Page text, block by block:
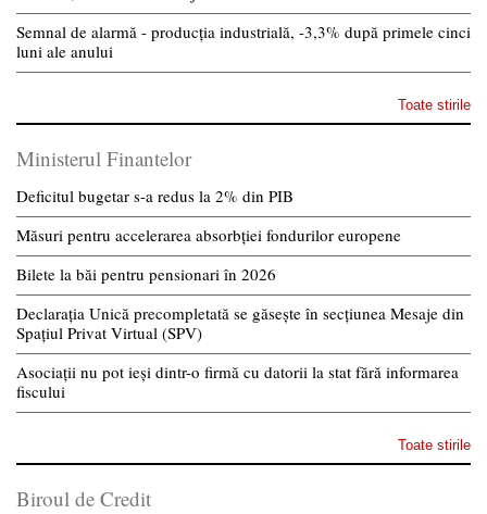
Semnal de alarmă - producția industrială, -3,3% după primele cinci
luni ale anului
Toate stirile
Ministerul Finantelor
Deficitul bugetar s-a redus la 2% din PIB
Măsuri pentru accelerarea absorbției fondurilor europene
Bilete la băi pentru pensionari în 2026
Declarația Unică precompletată se găsește în secțiunea Mesaje din
Spațiul Privat Virtual (SPV)
Asociații nu pot ieși dintr-o firmă cu datorii la stat fără informarea
fiscului
Toate stirile
Biroul de Credit